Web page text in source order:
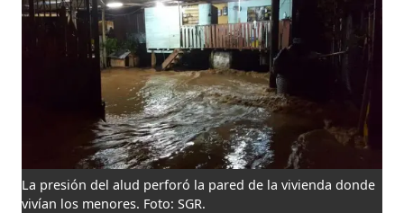
La presión del alud perforó la pared de la vivienda donde
vivían los menores. Foto: SGR.